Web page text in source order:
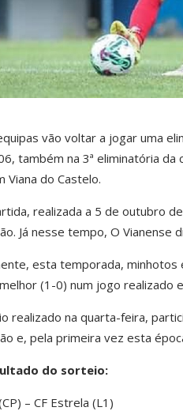
vão voltar a jogar uma
também na 3ª eliminatória da
Viana do Castelo.
realizada a 5 de outubro
Já nesse tempo, O Vianense
esta temporada, minhotos
(1-0) num jogo realizado
realizado na quarta-feira,
e, pela primeira vez esta
do sorteio:
– CF Estrela (L1)